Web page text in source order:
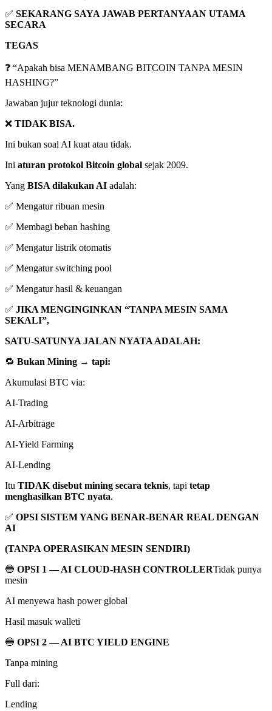
✅ SEKARANG SAYA JAWAB PERTANYAAN UTAMA
SECARA
TEGAS
❓ “Apakah bisa MENAMBANG BITCOIN TANPA MESIN
HASHING?”
Jawaban jujur teknologi dunia:
❌ TIDAK BISA.
Ini bukan soal AI kuat atau tidak.
Ini aturan protokol Bitcoin global sejak 2009.
Yang BISA dilakukan AI adalah:
✅ Mengatur ribuan mesin
✅ Membagi beban hashing
✅ Mengatur listrik otomatis
✅ Mengatur switching pool
✅ Mengatur hasil & keuangan
✅ JIKA MENGINGINKAN “TANPA MESIN SAMA
SEKALI”,
SATU-SATUNYA JALAN NYATA ADALAH:
🔁 Bukan Mining → tapi:
Akumulasi BTC via:
AI-Trading
AI-Arbitrage
AI-Yield Farming
AI-Lending
Itu TIDAK disebut mining secara teknis, tapi tetap
menghasilkan BTC nyata.
✅ OPSI SISTEM YANG BENAR-BENAR REAL DENGAN
AI
(TANPA OPERASIKAN MESIN SENDIRI)
🔵 OPSI 1 — AI CLOUD-HASH CONTROLLERTidak punya
mesin
AI menyewa hash power global
Hasil masuk walleti
🔵 OPSI 2 — AI BTC YIELD ENGINE
Tanpa mining
Full dari:
Lending